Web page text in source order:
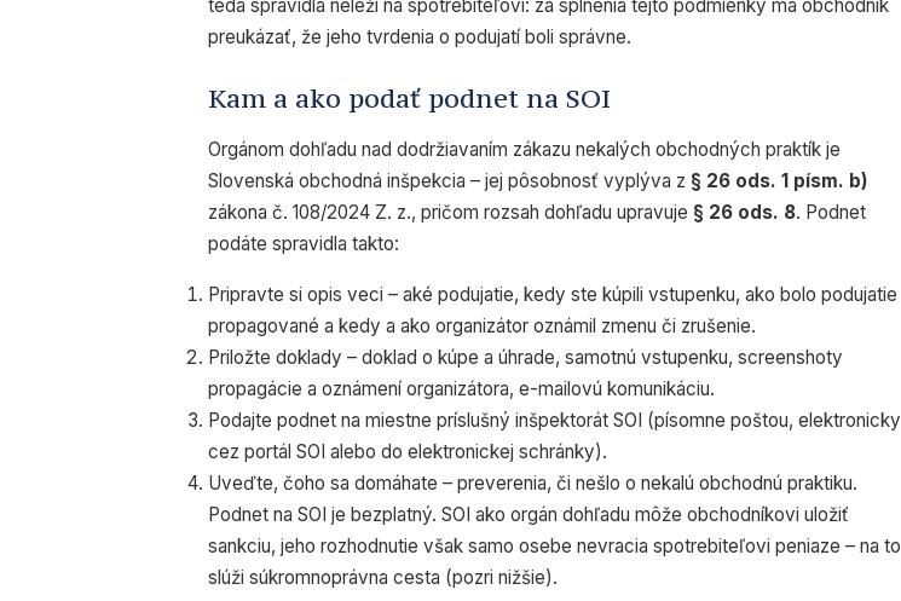
teda spravidla neleží na spotrebiteľovi: za splnenia tejto podmienky má obchodník
preukázať, že jeho tvrdenia o podujatí boli správne.
Kam a ako podať podnet na SOI
Orgánom dohľadu nad dodržiavaním zákazu nekalých obchodných praktík je
Slovenská obchodná inšpekcia – jej pôsobnosť vyplýva z § 26 ods. 1 písm. b)
zákona č. 108/2024 Z. z., pričom rozsah dohľadu upravuje § 26 ods. 8. Podnet
podáte spravidla takto:
Pripravte si opis veci – aké podujatie, kedy ste kúpili vstupenku, ako bolo podujatie
propagované a kedy a ako organizátor oznámil zmenu či zrušenie.
Priložte doklady – doklad o kúpe a úhrade, samotnú vstupenku, screenshoty
propagácie a oznámení organizátora, e-mailovú komunikáciu.
Podajte podnet na miestne príslušný inšpektorát SOI (písomne poštou, elektronicky
cez portál SOI alebo do elektronickej schránky).
Uveďte, čoho sa domáhate – preverenia, či nešlo o nekalú obchodnú praktiku.
Podnet na SOI je bezplatný. SOI ako orgán dohľadu môže obchodníkovi uložiť
sankciu, jeho rozhodnutie však samo osebe nevracia spotrebiteľovi peniaze – na to
slúži súkromnoprávna cesta (pozri nižšie).